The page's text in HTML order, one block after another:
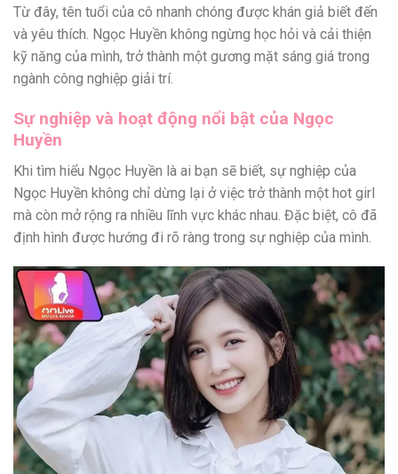
Từ đây, tên tuổi của cô nhanh chóng được khán giả biết đến
và yêu thích. Ngọc Huyền không ngừng học hỏi và cải thiện
kỹ năng của mình, trở thành một gương mặt sáng giá trong
ngành công nghiệp giải trí.
Sự nghiệp và hoạt động nổi bật của Ngọc
Huyền
Khi tìm hiểu Ngọc Huyền là ai bạn sẽ biết, sự nghiệp của
Ngọc Huyền không chỉ dừng lại ở việc trở thành một hot girl
mà còn mở rộng ra nhiều lĩnh vực khác nhau. Đặc biệt, cô đã
định hình được hướng đi rõ ràng trong sự nghiệp của mình.